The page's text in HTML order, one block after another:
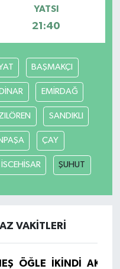
YATSI
21:40
BAŞMAKÇI
DİNAR EMİRDAĞ
SANDIKLI
ÇAY
İSCEHİSAR ŞUHUT
VAKITLERI
ÖĞLE İKINDI